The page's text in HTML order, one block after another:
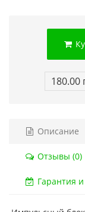
Сега Мега
79
180.00
Описание
Отзывы (0)
Гарантия